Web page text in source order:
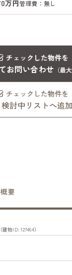
万円管理費：無し
チェックした物件を
お問い合わせ （最
チェックした物件を
検討中リストへ追加
要
（建物ID: 127464）